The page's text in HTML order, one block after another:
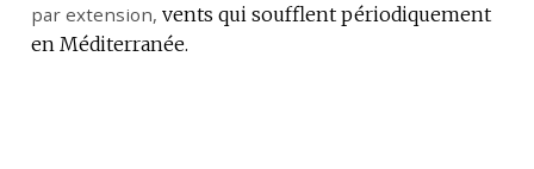
par extension, vents qui soufflent périodiquement
en Méditerranée.